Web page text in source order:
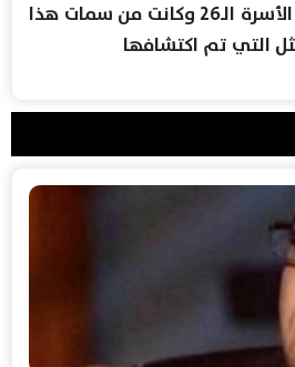
للعصر الصاوي تحديدا الأسرة الـ26 وكانت من سمات هذا
التي تم اكتشافها